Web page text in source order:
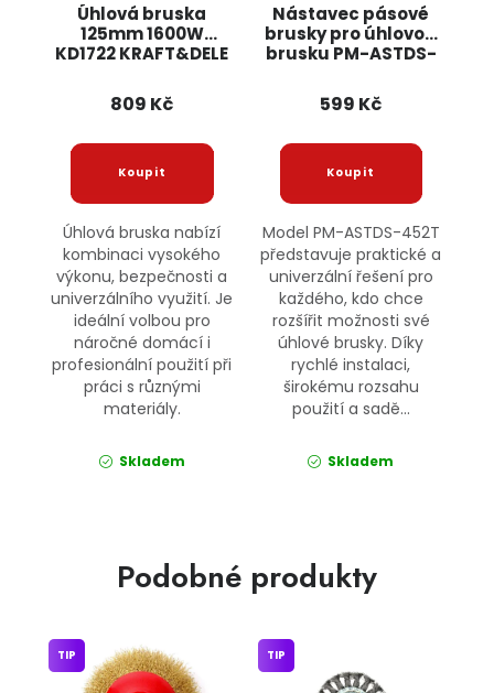
Úhlová bruska
125mm 1600W
KD1722 KRAFT&DELE
809 Kč
Úhlová bruska nabízí
kombinaci vysokého
výkonu, bezpečnosti a
univerzálního využití. Je
ideální volbou pro
náročné domácí i
profesionální použití při
práci s různými
materiály.
Skladem
Nástavec pásové
brusky pro úhlovou
brusku PM-ASTDS-
599 Kč
Model PM-ASTDS-452T
představuje praktické a
univerzální řešení pro
každého, kdo chce
rozšířit možnosti své
úhlové brusky. Díky
rychlé instalaci,
širokému rozsahu
použití a sadě...
Skladem
Podobné produkty
TIP TIP